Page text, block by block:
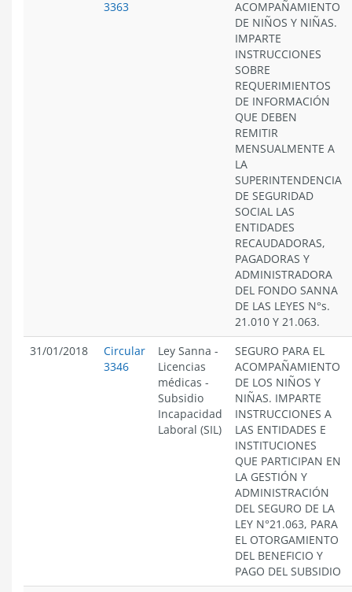
3363
ACOMPAÑAMIENTO
DE NIÑOS Y NIÑAS.
IMPARTE
INSTRUCCIONES
SOBRE
REQUERIMIENTOS
DE INFORMACIÓN
QUE DEBEN
REMITIR
MENSUALMENTE A
LA
SUPERINTENDENCIA
DE SEGURIDAD
SOCIAL LAS
ENTIDADES
RECAUDADORAS,
PAGADORAS Y
ADMINISTRADORA
DEL FONDO SANNA
DE LAS LEYES N°s.
21.010 Y 21.063.
31/01/2018
Circular
3346
Ley Sanna -
Licencias
médicas -
Subsidio
Incapacidad
Laboral (SIL)
SEGURO PARA EL
ACOMPAÑAMIENTO
DE LOS NIÑOS Y
NIÑAS. IMPARTE
INSTRUCCIONES A
LAS ENTIDADES E
INSTITUCIONES
QUE PARTICIPAN EN
LA GESTIÓN Y
ADMINISTRACIÓN
DEL SEGURO DE LA
LEY N°21.063, PARA
EL OTORGAMIENTO
DEL BENEFICIO Y
PAGO DEL SUBSIDIO